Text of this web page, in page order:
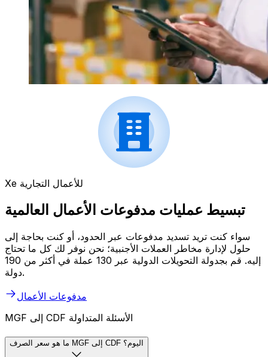
Xe للأعمال التجارية
تبسيط عمليات مدفوعات الأعمال العالمية
سواء كنت تريد تسديد مدفوعات عبر الحدود، أو كنت بحاجة إلى
حلول لإدارة مخاطر العملات الأجنبية؛ نحن نوفر لك كل ما تحتاج
إليه. قم بجدولة التحويلات الدولية عبر 130 عملة في أكثر من 190
دولة.
مدفوعات الأعمال
MGF إلى CDF الأسئلة المتداولة
ما هو سعر الصرف MGF إلى CDF اليوم؟